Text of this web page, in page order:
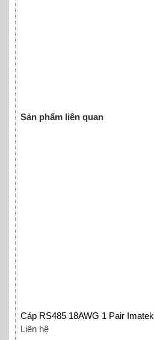
Sản phẩm liên quan
Cáp RS485 18AWG 1 Pair Imatek
Liên hệ